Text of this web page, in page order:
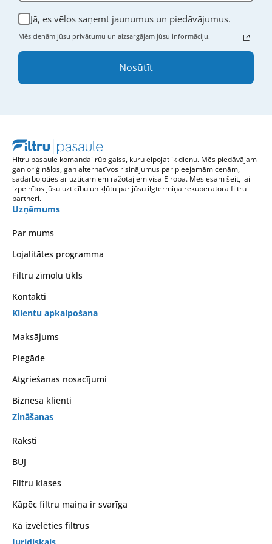
Jā, es vēlos saņemt jaunumus un piedāvājumus.
Mēs cienām jūsu privātumu un aizsargājam jūsu informāciju.
Nosūtīt
Filtru pasaule komandai rūp gaiss, kuru elpojat ik dienu. Mēs piedāvājam
gan oriģinālos, gan alternatīvos risinājumus par pieejamām cenām,
sadarbojoties ar uzticamiem ražotājiem visā Eiropā. Mēs esam šeit, lai
izpelnītos jūsu uzticību un kļūtu par jūsu ilgtermiņa rekuperatora filtru
partneri.
Uzņēmums
Par mums
Lojalitātes programma
Filtru zīmolu tīkls
Kontakti
Klientu apkalpošana
Maksājums
Piegāde
Atgriešanas nosacījumi
Biznesa klienti
Zināšanas
Raksti
BUJ
Filtru klases
Kāpēc filtru maiņa ir svarīga
Kā izvēlēties filtrus
Juridiskais